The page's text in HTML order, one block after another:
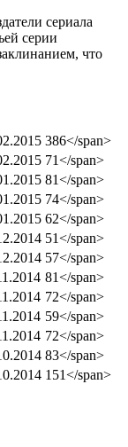
сериала
серии
что
386</span>
71</span>
81</span>
74</span>
62</span>
51</span>
57</span>
81</span>
72</span>
59</span>
72</span>
83</span>
151</span>